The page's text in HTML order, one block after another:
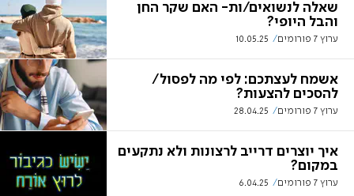
שאלה לנשואים/ות- האם שקר החן
והבל היופי?
ערוץ 7 פורומים 10.05.25
אשמח לעצתכם: לפי מה לפסול/
להסכים להצעות?
ערוץ 7 פורומים 28.04.25
איך יוצרים דרייב לרצונות ולא נתקעים
במקום?
ערוץ 7 פורומים 6.04.25